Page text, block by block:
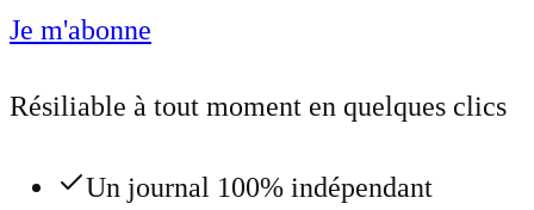
Je m'abonne
Résiliable à tout moment en quelques clics
Un journal 100% indépendant